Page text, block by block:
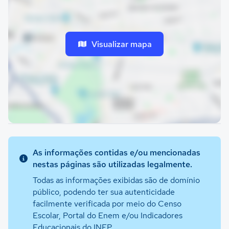
Visualizar mapa
As informações contidas e/ou mencionadas
nestas páginas são utilizadas legalmente.
Todas as informações exibidas são de domínio
público, podendo ter sua autenticidade
facilmente verificada por meio do Censo
Escolar, Portal do Enem e/ou Indicadores